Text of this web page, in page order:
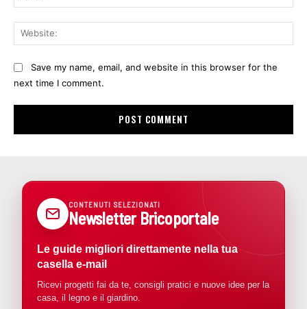
Save my name, email, and website in this browser for the
next time I comment.
CONTENUTI SELEZIONATI
Newsletter Bricoportale
Le guide migliori direttamente nella tua
casella e-mail
Ricevi progetti fai da te, consigli pratici e nuove idee per la
casa, il legno e il giardino.